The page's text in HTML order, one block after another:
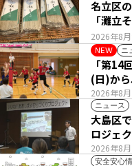
2026年8
名立区
「灘立
NEW ニ
2026年8
「第14
(日)から
ニュース
2026年8
大島区
ロジェ
安全安心